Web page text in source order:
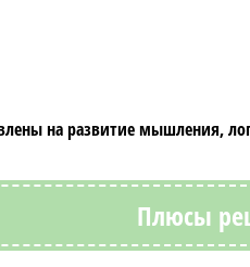
на развитие мышления,
Плюсы